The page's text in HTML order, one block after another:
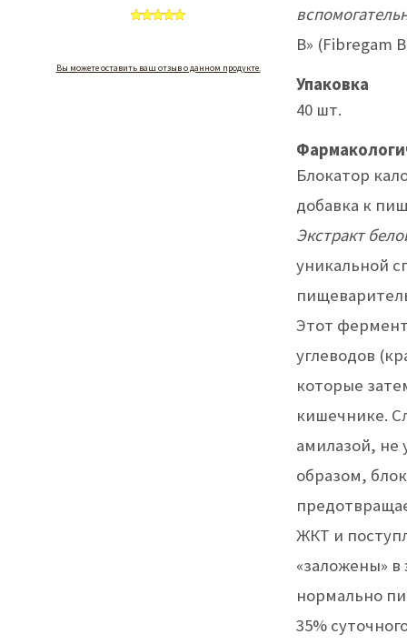
Вы можете оставить ваш отзыв о данном продукте.
B» (Fibregam
Упаковка
40 шт.
Блокатор
добавка к
Экстракт
уникальной
Этот
углеводов
которые
кишечнике.
амилазой, не
образом,
ЖКТ и
«заложены» в
нормально
35%